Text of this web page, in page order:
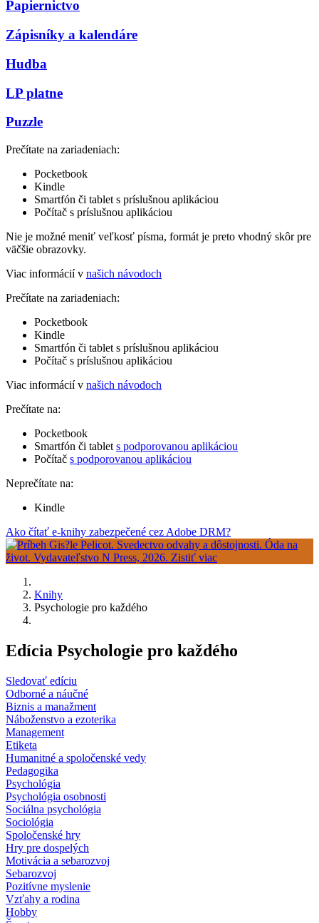
Papiernictvo
Zápisníky a kalendáre
Hudba
LP platne
Puzzle
Prečítate na zariadeniach:
Pocketbook
Kindle
Smartfón či tablet s príslušnou aplikáciou
Počítač s príslušnou aplikáciou
Nie je možné meniť veľkosť písma, formát je preto vhodný skôr pre
väčšie obrazovky.
Viac informácií v našich návodoch
Prečítate na zariadeniach:
Pocketbook
Kindle
Smartfón či tablet s príslušnou aplikáciou
Počítač s príslušnou aplikáciou
Viac informácií v našich návodoch
Prečítate na:
Pocketbook
Smartfón či tablet s podporovanou aplikáciou
Počítač s podporovanou aplikáciou
Neprečítate na:
Kindle
Ako čítať e-knihy zabezpečené cez Adobe DRM?
Knihy
Psychologie pro každého
Edícia Psychologie pro každého
Sledovať edíciu
Odborné a náučné
Biznis a manažment
Náboženstvo a ezoterika
Management
Etiketa
Humanitné a spoločenské vedy
Pedagogika
Psychológia
Psychológia osobnosti
Sociálna psychológia
Sociológia
Spoločenské hry
Hry pre dospelých
Motivácia a sebarozvoj
Sebarozvoj
Pozitívne myslenie
Vzťahy a rodina
Hobby